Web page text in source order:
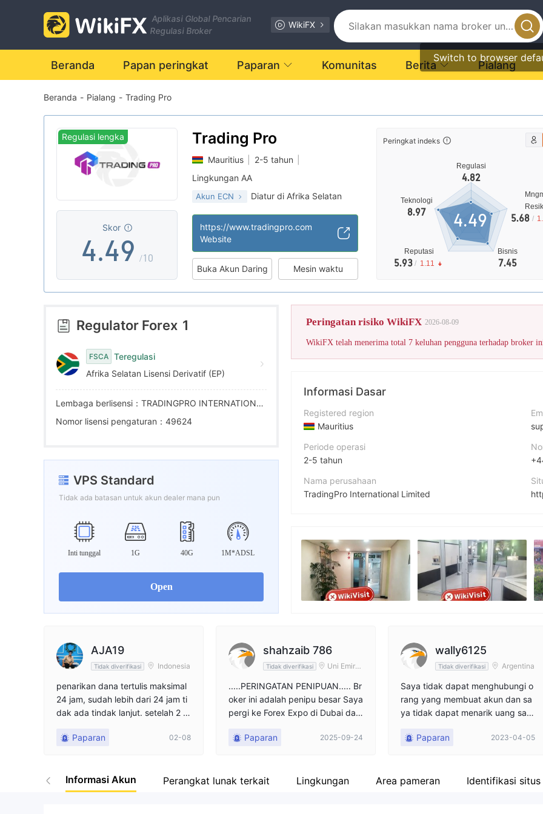
Aplikasi Global Pencarian
Regulasi Broker
WikiFX
Switch to browser
Beranda Papan peringkat Paparan Komunitas Berita Pialang
Beranda - Pialang - Trading Pro
Regulasi lengka
Skor
0
1
2
3
4
5
6
7
8
9
.
0
1
2
3
4
5
6
7
8
9
3
4
5
6
7
8
9 /10
Trading Pro
Mauritius 2-5 tahun
Lingkungan AA
Akun ECN Diatur di Afrika Selatan
Lisensi Penuh MT4
Potensi risiko tinggi
https://www.tradingpro.com
Website
Buka Akun Daring Mesin waktu
Peringkat indeks
Regulasi
4.82
Teknologi
8.97
Reputasi
5.93 / 1.11
Bisnis
7.45
5.68 /
4.49
Skor
Regulator Forex 1
FSCA Teregulasi
Afrika Selatan Lisensi Derivatif (EP)
Lembaga berlisensi：TRADINGPRO INTERNATIONAL (PTY) LTD
Nomor lisensi pengaturan：49624
VPS Standard
Tidak ada batasan untuk akun dealer mana pun
Inti tunggal 1G 40G 1M*ADSL
Open
Peringatan risiko WikiFX 2026-08-09
Informasi Dasar
Registered region
Mauritius
Periode operasi
2-5 tahun
Nama perusahaan
TradingPro International Limited
Karyawan perusahaan
--
AJA19
Tidak diverifikasi Indonesia
penarikan dana tertulis maksimal
24 jam, sudah lebih dari 24 jam ti
dak ada tindak lanjut. setelah 2 h
n oleh pihak broker dan saldo dim
ulang, Hingga 24 jam kemudian s
aya menunggu belum masuk ke r
Paparan 02-08
shahzaib 786
Tidak diverifikasi
Uni Emirat
.....PERINGATAN PENIPUAN..... Br
oker ini adalah penipu besar Saya
pergi ke Forex Expo di Dubai dan
buka akun dan memberi Anda bo
endapatkan beberapa keuntunga
Paparan 2025-09-24
wally6125
Tidak diverifikasi Argentina
Saya tidak dapat menghubungi o
rang yang membuat akun dan sa
ya tidak dapat menarik uang say
Paparan
2023-04-05
Informasi Akun Perangkat lunak terkait Lingkungan Area pameran Identifikasi situs